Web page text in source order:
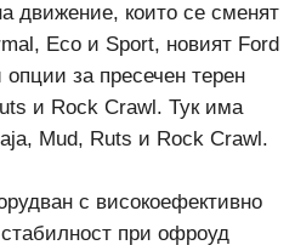
движение, които се сменят
Eco и Sport, новият Ford
за пресечен терен
и Rock Crawl. Тук има
Mud, Ruts и Rock Crawl.
с високоефективно
при офроуд